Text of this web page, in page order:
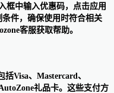
框中输入优惠码，点击应用
件，确保使用时符合相关
客服获取帮助。
Visa、Mastercard、
礼品卡。这些支付方